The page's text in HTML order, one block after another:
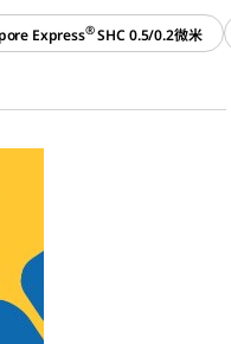
Express®SHC 0.5/0.2微米